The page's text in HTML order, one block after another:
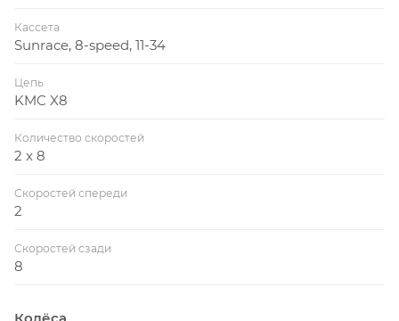
Кассета
Sunrace, 8-speed, 11-34
Цепь
KMC X8
Количество скоростей
2 x 8
Скоростей спереди
2
Скоростей сзади
8